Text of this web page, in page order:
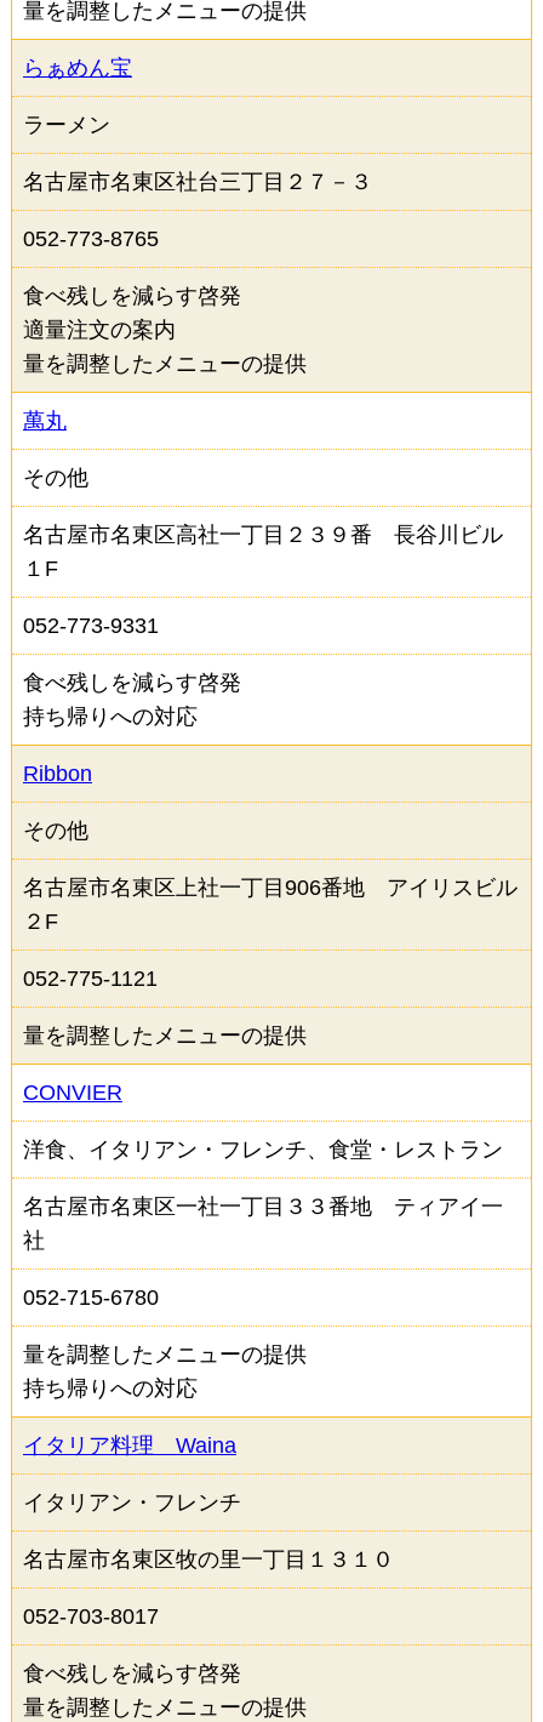
量を調整したメニューの提供
らぁめん宝
ラーメン
名古屋市名東区社台三丁目２７－３
052-773-8765
食べ残しを減らす啓発
適量注文の案内
量を調整したメニューの提供
萬丸
その他
名古屋市名東区高社一丁目２３９番 長谷川ビル
１F
052-773-9331
食べ残しを減らす啓発
持ち帰りへの対応
Ribbon
その他
名古屋市名東区上社一丁目906番地 アイリスビル
２F
052-775-1121
量を調整したメニューの提供
CONVIER
洋食、イタリアン・フレンチ、食堂・レストラン
名古屋市名東区一社一丁目３３番地 ティアイ一
社
052-715-6780
量を調整したメニューの提供
持ち帰りへの対応
イタリア料理 Waina
イタリアン・フレンチ
名古屋市名東区牧の里一丁目１３１０
052-703-8017
食べ残しを減らす啓発
量を調整したメニューの提供